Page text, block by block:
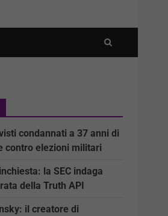
condannati a 37 anni di
contro elezioni militari
la SEC indaga
della Truth API
il creatore di